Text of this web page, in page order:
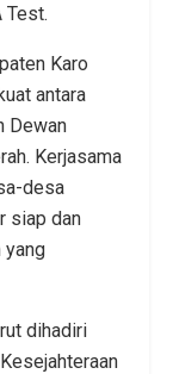
Test.
Karo
antara
Dewan
Kerjasama
desa
siap dan
yang
dihadiri